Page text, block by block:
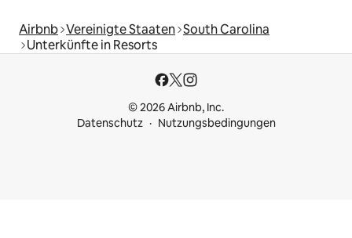
Airbnb Vereinigte Staaten South Carolina
Unterkünfte in Resorts
© 2026 Airbnb, Inc.
Datenschutz
Nutzungsbedingungen